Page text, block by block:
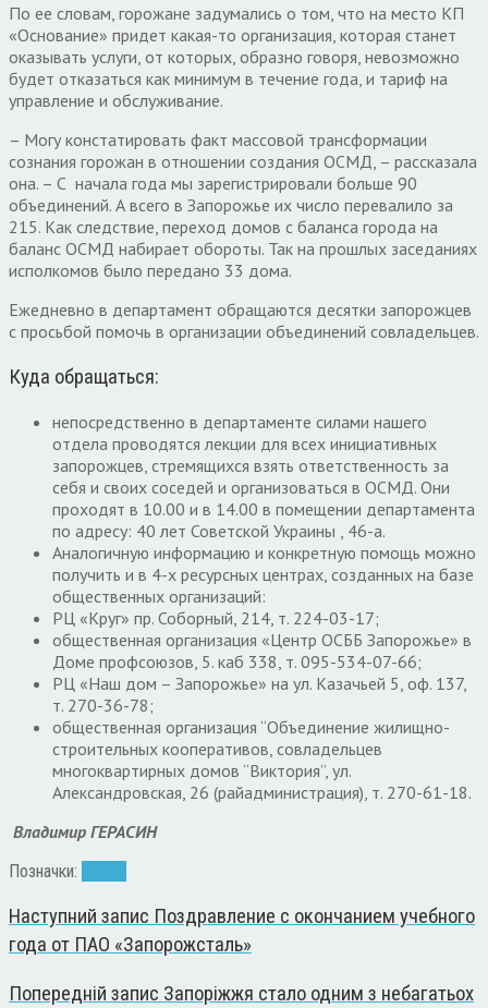
По ее словам, горожане задумались о том, что на место КП
«Основание» придет какая-то организация, которая станет
оказывать услуги, от которых, образно говоря, невозможно
будет отказаться как минимум в течение года, и тариф на
управление и обслуживание.
– Могу констатировать факт массовой трансформации
сознания горожан в отношении создания ОСМД, – рассказала
она. – С начала года мы зарегистрировали больше 90
объединений. А всего в Запорожье их число перевалило за
215. Как следствие, переход домов с баланса города на
баланс ОСМД набирает обороты. Так на прошлых заседаниях
исполкомов было передано 33 дома.
Ежедневно в департамент обращаются десятки запорожцев
с просьбой помочь в организации объединений совладельцев.
Куда обращаться:
непосредственно в департаменте силами нашего
отдела проводятся лекции для всех инициативных
запорожцев, стремящихся взять ответственность за
себя и своих соседей и организоваться в ОСМД. Они
проходят в 10.00 и в 14.00 в помещении департамента
по адресу: 40 лет Советской Украины , 46-а.
Аналогичную информацию и конкретную помощь можно
получить и в 4-х ресурсных центрах, созданных на базе
общественных организаций:
РЦ «Круг» пр. Соборный, 214, т. 224-03-17;
общественная организация «Центр ОСББ Запорожье» в
Доме профсоюзов, 5. каб 338, т. 095-534-07-66;
РЦ «Наш дом – Запорожье» на ул. Казачьей 5, оф. 137,
т. 270-36-78;
общественная организация “Объединение жилищно-
строительных кооперативов, совладельцев
многоквартирных домов “Виктория”, ул.
Александровская, 26 (райадминистрация), т. 270-61-18.
Владимир ГЕРАСИН
Позначки:
Наступний запис Поздравление с окончанием учебного
года от ПАО «Запорожсталь»
Попередній запис Запоріжжя стало одним з небагатьох